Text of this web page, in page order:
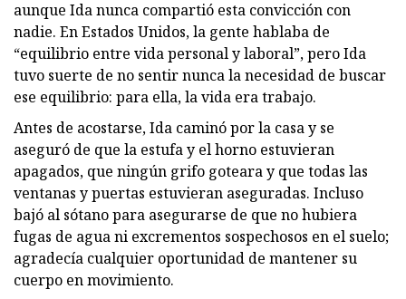
aunque Ida nunca compartió esta convicción con
nadie. En Estados Unidos, la gente hablaba de
“equilibrio entre vida personal y laboral”, pero Ida
tuvo suerte de no sentir nunca la necesidad de buscar
ese equilibrio: para ella, la vida era trabajo.
Antes de acostarse, Ida caminó por la casa y se
aseguró de que la estufa y el horno estuvieran
apagados, que ningún grifo goteara y que todas las
ventanas y puertas estuvieran aseguradas. Incluso
bajó al sótano para asegurarse de que no hubiera
fugas de agua ni excrementos sospechosos en el suelo;
agradecía cualquier oportunidad de mantener su
cuerpo en movimiento.